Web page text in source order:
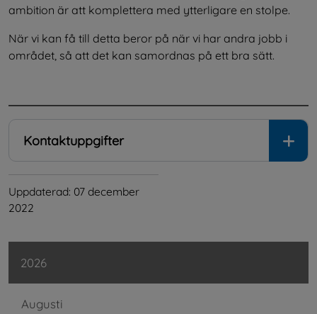
ambition är att komplettera med ytterligare en stolpe.
När vi kan få till detta beror på när vi har andra jobb i
området, så att det kan samordnas på ett bra sätt.
Kontaktuppgifter
Uppdaterad: 07 december
2022
2026
Augusti